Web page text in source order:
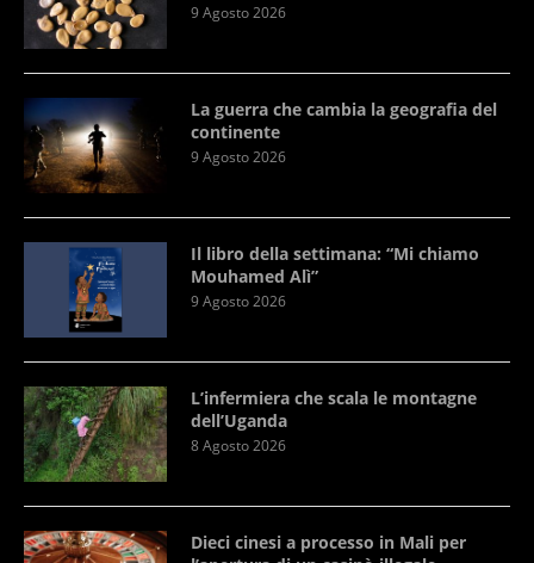
9 Agosto 2026
La guerra che cambia la geografia del
continente
9 Agosto 2026
Il libro della settimana: “Mi chiamo
Mouhamed Alì”
9 Agosto 2026
L’infermiera che scala le montagne
dell’Uganda
8 Agosto 2026
Dieci cinesi a processo in Mali per